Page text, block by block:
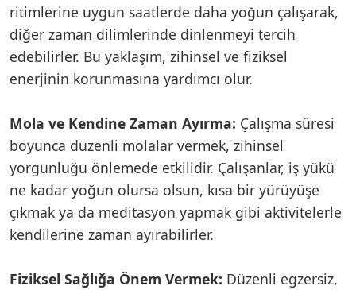
ritimlerine uygun saatlerde daha yoğun çalışarak,
diğer zaman dilimlerinde dinlenmeyi tercih
edebilirler. Bu yaklaşım, zihinsel ve fiziksel
enerjinin korunmasına yardımcı olur.
Mola ve Kendine Zaman Ayırma: Çalışma süresi
boyunca düzenli molalar vermek, zihinsel
yorgunluğu önlemede etkilidir. Çalışanlar, iş yükü
ne kadar yoğun olursa olsun, kısa bir yürüyüşe
çıkmak ya da meditasyon yapmak gibi aktivitelerle
kendilerine zaman ayırabilirler.
Fiziksel Sağlığa Önem Vermek: Düzenli egzersiz,